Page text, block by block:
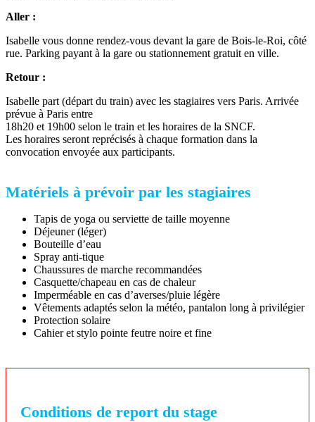
Aller :
Isabelle vous donne rendez-vous devant la gare de Bois-le-Roi, côté
rue. Parking payant à la gare ou stationnement gratuit en ville.
Retour :
Isabelle part (départ du train) avec les stagiaires vers Paris. Arrivée
prévue à Paris entre
18h20 et 19h00 selon le train et les horaires de la SNCF.
Les horaires seront reprécisés à chaque formation dans la
convocation envoyée aux participants.
Matériels à prévoir par les stagiaires
Tapis de yoga ou serviette de taille moyenne
Déjeuner (léger)
Bouteille d’eau
Spray anti-tique
Chaussures de marche recommandées
Casquette/chapeau en cas de chaleur
Imperméable en cas d’averses/pluie légère
Vêtements adaptés selon la météo, pantalon long à privilégier
Protection solaire
Cahier et stylo pointe feutre noire et fine
Conditions de report du stage